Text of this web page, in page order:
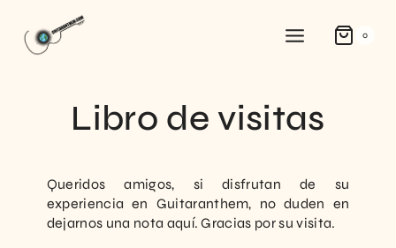
0
Libro de visitas
Queridos amigos, si disfrutan de su
experiencia en Guitaranthem, no duden en
dejarnos una nota aquí. Gracias por su visita.